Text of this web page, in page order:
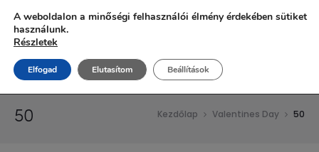
Ingyenes szállítás 20.000 Ft fölött!
50 Kezdőlap Valentines Day 50
A weboldalon a minőségi felhasználói élmény érdekében sütiket
használunk.
Részletek
Elfogad Elutasítom Beállítások